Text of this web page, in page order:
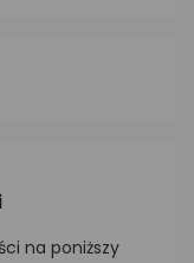
na poniższy